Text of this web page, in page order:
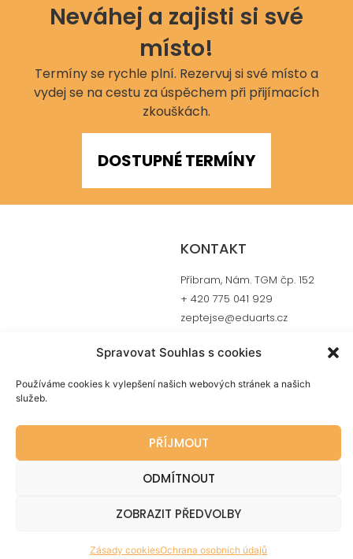
Spravovat Souhlas s cookies
Používáme cookies k vylepšení našich webových stránek a našich
služeb.
PŘÍJMOUT
ODMÍTNOUT
ZOBRAZIT PŘEDVOLBY
Zásady cookiesOchrana osobních údajů
Neváhej a zajisti si své
místo!
Termíny se rychle plní. Rezervuj si své místo a
vydej se na cestu za úspěchem při přijímacích
zkouškách.
DOSTUPNÉ TERMÍNY
KONTAKT
Příbram, Nám. TGM čp. 152
+ 420 775 041 929
zeptejse@eduarts.cz
SLUŽBY
Individuální lekce
INFORMACE
Recenze
FAQ
Kontakt